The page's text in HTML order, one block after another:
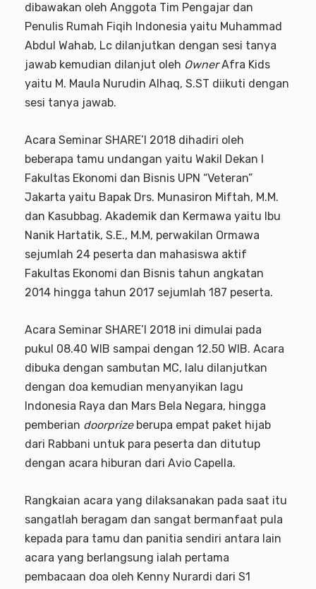
dibawakan oleh Anggota Tim Pengajar dan
Penulis Rumah Fiqih Indonesia yaitu Muhammad
Abdul Wahab, Lc dilanjutkan dengan sesi tanya
jawab kemudian dilanjut oleh OwnerAfra Kids
yaitu M. Maula Nurudin Alhaq, S.ST diikuti dengan
sesi tanya jawab.
Acara Seminar SHARE’I 2018 dihadiri oleh
beberapa tamu undangan yaitu Wakil Dekan I
Fakultas Ekonomi dan Bisnis UPN “Veteran”
Jakarta yaitu Bapak Drs. Munasiron Miftah, M.M.
dan Kasubbag. Akademik dan Kermawa yaitu Ibu
Nanik Hartatik, S.E., M.M, perwakilan Ormawa
sejumlah 24 peserta dan mahasiswa aktif
Fakultas Ekonomi dan Bisnis tahun angkatan
2014 hingga tahun 2017 sejumlah 187 peserta.
Acara Seminar SHARE’I 2018 ini dimulai pada
pukul 08.40 WIB sampai dengan 12.50 WIB. Acara
dibuka dengan sambutan MC, lalu dilanjutkan
dengan doa kemudian menyanyikan lagu
Indonesia Raya dan Mars Bela Negara, hingga
pemberian doorprizeberupa empat paket hijab
dari Rabbani untuk para peserta dan ditutup
dengan acara hiburan dari Avio Capella.
Rangkaian acara yang dilaksanakan pada saat itu
sangatlah beragam dan sangat bermanfaat pula
kepada para tamu dan panitia sendiri antara lain
acara yang berlangsung ialah pertama
pembacaan doa oleh Kenny Nurardi dari S1